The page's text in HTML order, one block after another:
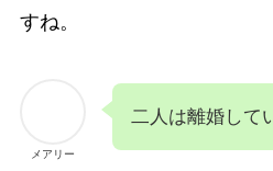
すね。
メアリー
二人は離婚して